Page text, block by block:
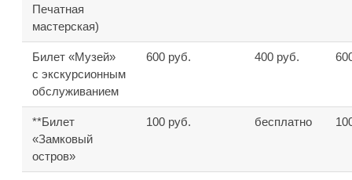
Печатная
мастерская)
Билет «Музей»
с экскурсионным
обслуживанием
600 руб. 400 руб.
**Билет
«Замковый
остров»
100 руб. бесплатно